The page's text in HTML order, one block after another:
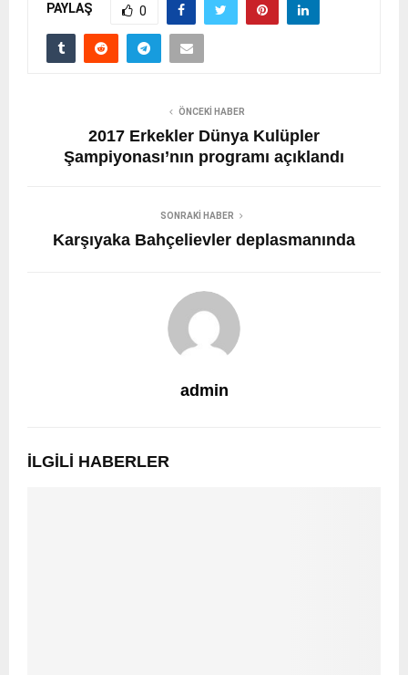
PAYLAŞ 0
ÖNCEKI HABER
2017 Erkekler Dünya Kulüpler
Şampiyonası’nın programı açıklandı
SONRAKI HABER
Karşıyaka Bahçelievler deplasmanında
admin
İLGILI HABERLER